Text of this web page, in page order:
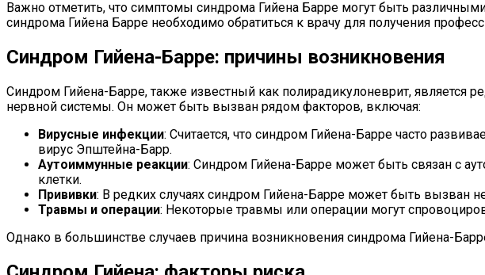
Важно отметить, что симптомы синдрома Гийена Барре могут быть
синдрома Гийена Барре необходимо обратиться к врачу для получения
Синдром Гийена-Барре: причины возникновения
Синдром Гийена-Барре, также известный как полирадикулоневрит,
нервной системы. Он может быть вызван рядом факторов, включая:
Вирусные инфекции: Считается, что синдром Гийена-Барре часто
вирус Эпштейна-Барр.
Аутоиммунные реакции: Синдром Гийена-Барре может быть связан с
клетки.
Прививки: В редких случаях синдром Гийена-Барре может быть вызван
Травмы и операции: Некоторые травмы или операции могут
Однако в большинстве случаев причина возникновения синдрома Гийена-